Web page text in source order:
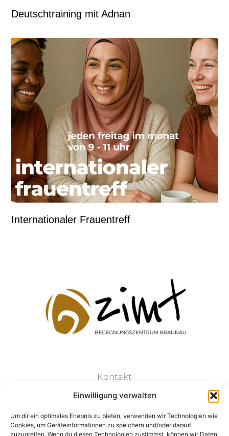
Einwilligung verwalten
Um dir ein optimales Erlebnis zu bieten, verwenden wir Technologien wie
Cookies, um Geräteinformationen zu speichern und/oder darauf
zuzugreifen. Wenn du diesen Technologien zustimmst, können wir Daten
Deutschtraining mit Adnan
Internationaler Frauentreff
Kontakt
Impressum